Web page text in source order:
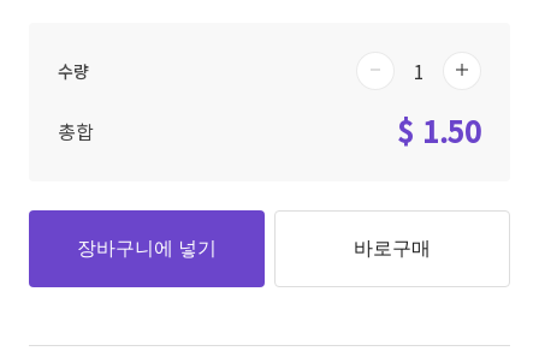
수량
총합 $ 1.50
장바구니에 넣기 바로구매